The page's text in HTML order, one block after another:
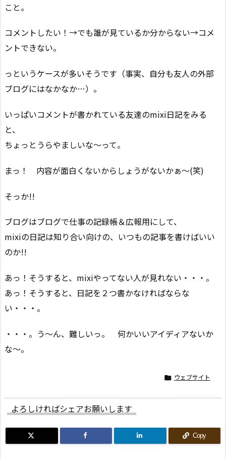
こと。
コメントしたい！→でも誰が見ているか分からない→コメ
ントできない。
っというケースが多いそうです（事実、自分も友人の外部
ブログにはなかなか…）。
いっぱいコメントが書かれている友達のmixi日記をみる
と、
ちょっとうらやましいな〜って。
まっ！ 内容が面白くないからしょうがないかぁ〜(笑)
そっか!!
ブログはブログで仕事の記録帳＆広報用にして、
mixiの日記は知り合い向けの、いつもの記事を書けばいい
のか!!
あっ！そうすると、mixiやってない人が見れない・・・。
あっ！そうすると、日記を２つ書かなければならな
い・・・。
・・・。う〜ん、難しいっ。 何かいいアイディアないか
な〜。
 ウェブサイト
よろしければシェアお願いします
Copy